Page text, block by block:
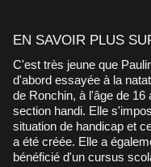
EN SAVOIR PLUS
C'est très jeune que Pauline a commencé le sport. Elle s'est
d'abord essayée à la
de Ronchin, à l'âge de
section handi. Elle
situation de handicap et
a été créée. Elle a
bénéficié d'un cursus